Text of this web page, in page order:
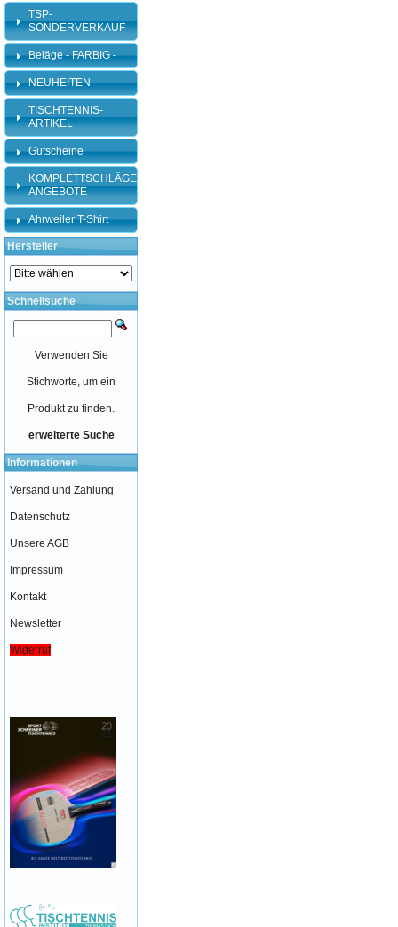
TSP-
SONDERVERKAUF
Beläge - FARBIG -
NEUHEITEN
TISCHTENNIS-
ARTIKEL
Gutscheine
KOMPLETTSCHLÄGER-
ANGEBOTE
Ahrweiler T-Shirt
Hersteller
Schnellsuche
Verwenden Sie
Stichworte, um ein
Produkt zu finden.
erweiterte Suche
Informationen
Versand und Zahlung
Datenschutz
Unsere AGB
Impressum
Kontakt
Newsletter
Widerruf